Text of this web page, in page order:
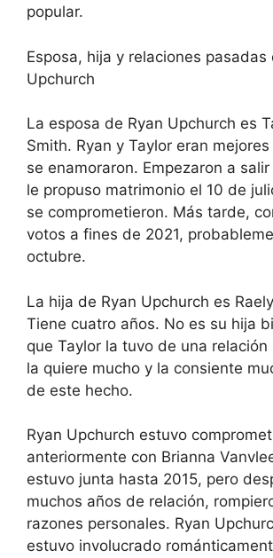
popular.
Esposa, hija y relaciones pasadas
Upchurch
La esposa de Ryan Upchurch es
Smith. Ryan y Taylor eran
se enamoraron. Empezaron a
le propuso matrimonio el 10 de
se comprometieron. Más tarde,
votos a fines de 2021,
octubre.
La hija de Ryan Upchurch es
Tiene cuatro años. No es su hija
que Taylor la tuvo de una relación
la quiere mucho y la consiente
de este hecho.
Ryan Upchurch estuvo
anteriormente con Brianna
estuvo junta hasta 2015, pero
muchos años de relación,
razones personales. Ryan
estuvo involucrado